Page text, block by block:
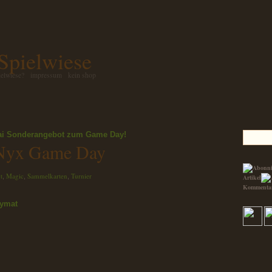
impressum kein shop
Sonderangebot zum Game Day!
Game Day
Magic Sammelkarten Turnier
Artikel